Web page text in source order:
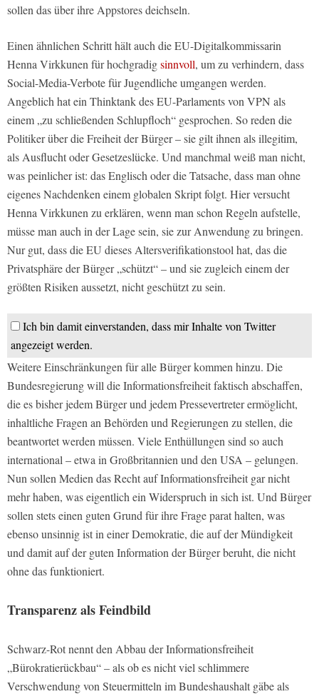
sollen das über ihre Appstores deichseln.
Einen ähnlichen Schritt hält auch die EU-Digitalkommissarin
Henna Virkkunen für hochgradigsinnvoll, um zu verhindern, dass
Social-Media-Verbote für Jugendliche umgangen werden.
Angeblich hat ein Thinktank des EU-Parlaments von VPN als
einem „zu schließenden Schlupfloch“ gesprochen. So reden die
Politiker über die Freiheit der Bürger – sie gilt ihnen als illegitim,
als Ausflucht oder Gesetzeslücke. Und manchmal weiß man nicht,
was peinlicher ist: das Englisch oder die Tatsache, dass man ohne
eigenes Nachdenken einem globalen Skript folgt. Hier versucht
Henna Virkkunen zu erklären, wenn man schon Regeln aufstelle,
müsse man auch in der Lage sein, sie zur Anwendung zu bringen.
Nur gut, dass die EU dieses Altersverifikationstool hat, das die
Privatsphäre der Bürger „schützt“ – und sie zugleich einem der
größten Risiken aussetzt, nicht geschützt zu sein.
Ich bin damit einverstanden, dass mir Inhalte von Twitter
angezeigt werden.
Weitere Einschränkungen für alle Bürger kommen hinzu. Die
Bundesregierung will die Informationsfreiheit faktisch abschaffen,
die es bisher jedem Bürger und jedem Pressevertreter ermöglicht,
inhaltliche Fragen an Behörden und Regierungen zu stellen, die
beantwortet werden müssen. Viele Enthüllungen sind so auch
international – etwa in Großbritannien und den USA – gelungen.
Nun sollen Medien das Recht auf Informationsfreiheit gar nicht
mehr haben, was eigentlich ein Widerspruch in sich ist. Und Bürger
sollen stets einen guten Grund für ihre Frage parat halten, was
ebenso unsinnig ist in einer Demokratie, die auf der Mündigkeit
und damit auf der guten Information der Bürger beruht, die nicht
ohne das funktioniert.
Transparenz als Feindbild
Schwarz-Rot nennt den Abbau der Informationsfreiheit
„Bürokratierückbau“ – als ob es nicht viel schlimmere
Verschwendung von Steuermitteln im Bundeshaushalt gäbe als